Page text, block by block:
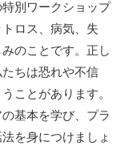
別ワークショップ
ロス、病気、失
のことです。正し
ちは恐れや不信
ことがあります。
基本を学び、プラ
を身につけましょ